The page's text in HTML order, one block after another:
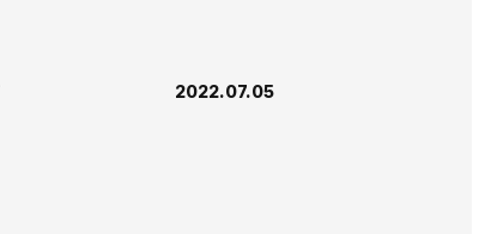
2022.07.05